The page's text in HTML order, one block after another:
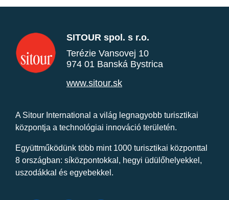
SITOUR spol. s r.o.
Terézie Vansovej 10
974 01 Banská Bystrica
www.sitour.sk
A Sitour International a világ legnagyobb turisztikai
központja a technológiai innováció területén.
Együttműködünk több mint 1000 turisztikai központtal
8 országban: síközpontokkal, hegyi üdülőhelyekkel,
uszodákkal és egyebekkel.